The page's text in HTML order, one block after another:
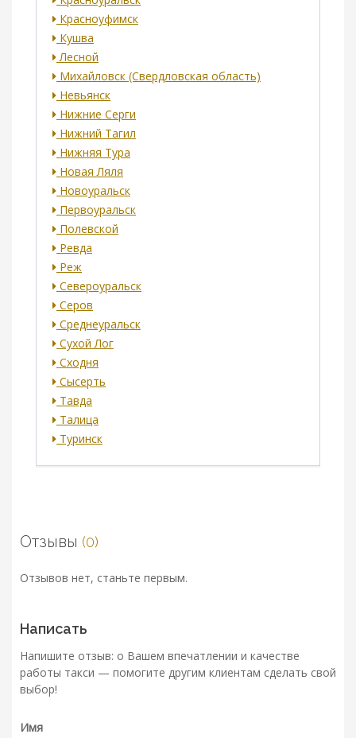
Красноуфимск
Кушва
Лесной
Михайловск (Свердловская область)
Невьянск
Нижние Серги
Нижний Тагил
Нижняя Тура
Новая Ляля
Новоуральск
Первоуральск
Полевской
Ревда
Реж
Североуральск
Серов
Среднеуральск
Сухой Лог
Сходня
Сысерть
Тавда
Талица
Туринск
Отзывы (0)
Отзывов нет, станьте первым.
Написать
Напишите отзыв: о Вашем впечатлении и качестве
работы такси — помогите другим клиентам сделать свой
выбор!
Имя